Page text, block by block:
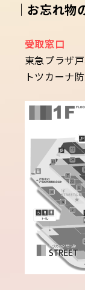
｜お忘れ物
受取窓口
東急プラザ
トツカーナ